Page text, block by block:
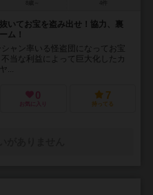
いてお宝を盗み出せ！協力、裏
ム！
ャン率いる怪盗団になってお宝
当な利益によって巨大化したカ
...
0
お気に入り
7
持ってる